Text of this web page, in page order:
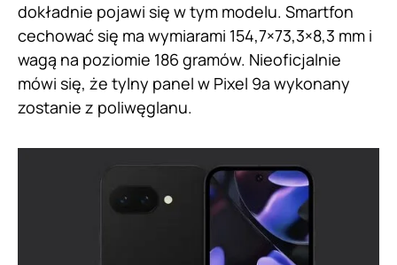
dokładnie pojawi się w tym modelu. Smartfon
cechować się ma wymiarami 154,7×73,3×8,3 mm i
wagą na poziomie 186 gramów. Nieoficjalnie
mówi się, że tylny panel w Pixel 9a wykonany
zostanie z poliwęglanu.